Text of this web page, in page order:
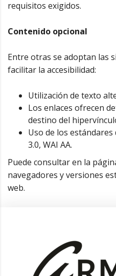
requisitos exigidos.
Contenido opcional
Entre otras se adoptan las
facilitar la accesibilidad:
Utilización de texto
Los enlaces ofrecen
destino del
Uso de los estándares
3.0, WAI AA.
Puede consultar en la
navegadores y versiones
web.